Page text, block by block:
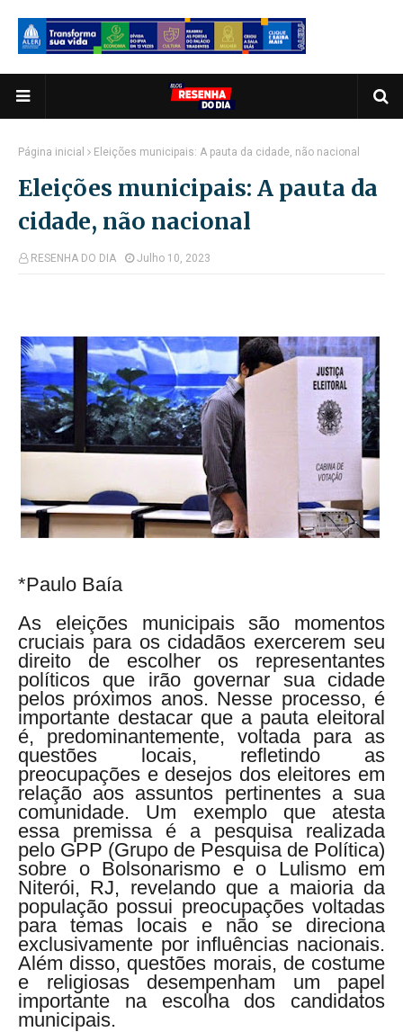
Página inicial Eleições municipais: A pauta da cidade, não nacional
Eleições municipais: A pauta da
cidade, não nacional
RESENHA DO DIA Julho 10, 2023
*Paulo Baía
As eleições municipais são momentos
cruciais para os cidadãos exercerem seu
direito de escolher os representantes
políticos que irão governar sua cidade
pelos próximos anos. Nesse processo, é
importante destacar que a pauta eleitoral
é, predominantemente, voltada para as
questões locais, refletindo as
preocupações e desejos dos eleitores em
relação aos assuntos pertinentes a sua
comunidade. Um exemplo que atesta
essa premissa é a pesquisa realizada
pelo GPP (Grupo de Pesquisa de Política)
sobre o Bolsonarismo e o Lulismo em
Niterói, RJ, revelando que a maioria da
população possui preocupações voltadas
para temas locais e não se direciona
exclusivamente por influências nacionais.
Além disso, questões morais, de costume
e religiosas desempenham um papel
importante na escolha dos candidatos
municipais.